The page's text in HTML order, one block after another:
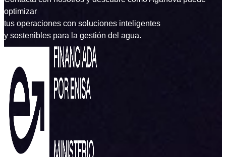
optimizar
tus operaciones con soluciones inteligentes
y sostenibles para la gestión del agua.